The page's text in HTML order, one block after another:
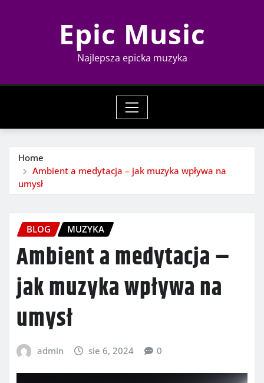
Epic Music
Najlepsza epicka muzyka
Home
Ambient a medytacja – jak muzyka wpływa na
umysł
BLOG MUZYKA
Ambient a medytacja –
jak muzyka wpływa na
umysł
admin sie 6, 2024 0